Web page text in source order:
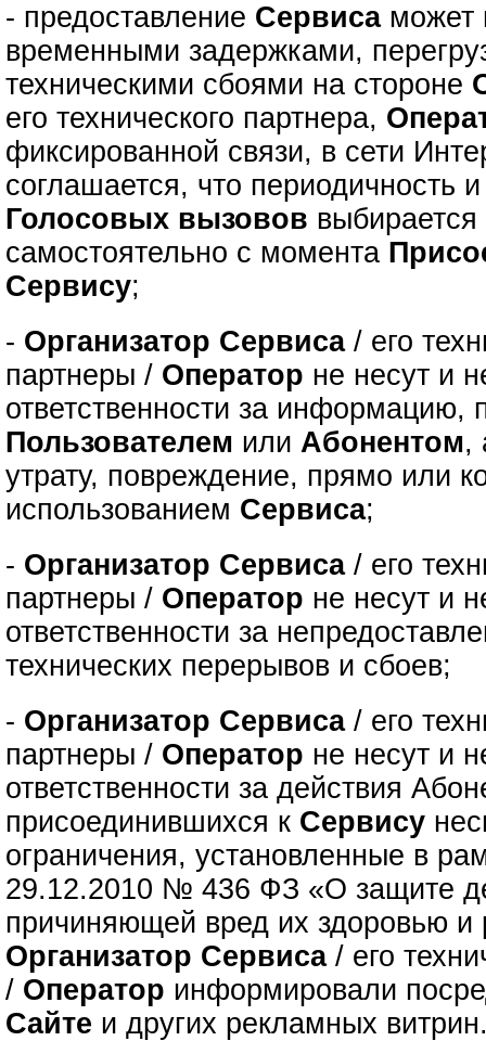
- предоставление Сервиса может
временными задержками,
техническими сбоями на стороне
его технического партнера,
фиксированной связи, в сети
соглашается, что периодичность
Голосовых вызовов выбирается
самостоятельно с момента
Сервису;
- Организатор Сервиса/ его
партнеры / Оператор не несут и
ответственности за информацию,
Пользователем илиАбонентом,
утрату, повреждение, прямо или
использованием Сервиса;
- Организатор Сервиса/ его
партнеры / Оператор не несут и
ответственности за
технических перерывов и сбоев;
- Организатор Сервиса/ его
партнеры / Оператор не несут и
ответственности за действия
присоединившихся к Сервису
ограничения, установленные в
29.12.2010 № 436 ФЗ «О защите
причиняющей вред их здоровью и
Организатор Сервиса/ его
/ Оператор информировали
Сайте и других рекламных